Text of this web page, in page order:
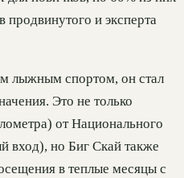
и эксперта
лыжным спортом, он стал
Это не только
от Национального
вход), но Биг Скай также
в теплые месяцы с